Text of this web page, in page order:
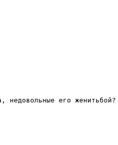
недовольные его